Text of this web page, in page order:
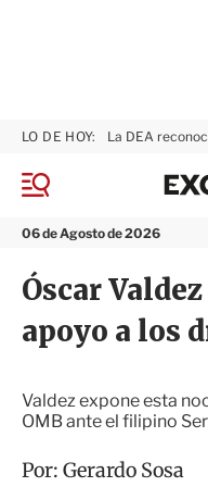
M
n
06 de Agosto de 2026
LO DE HOY: La DEA
Óscar
apoyo a los
Valdez expone esta
OMB ante el filipino
Por: Gerardo Sosa